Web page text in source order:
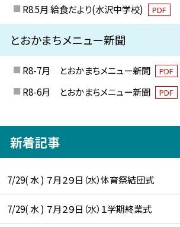
R8.5月 給食だより(水沢中学校)
PDF
とおかまちメニュー新聞
R8-7月 とおかまちメニュー新聞 PDF
R8-6月 とおかまちメニュー新聞
PDF
新着記事
7/29( 水 ) ７月２９日（水）体育祭結団式
7/29( 水 ) ７月２９日（水）１学期終業式